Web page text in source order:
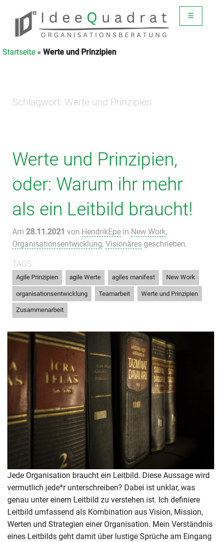
☰
Startseite » Werte und Prinzipien
Schlagwort: Werte und Prinzipien
Werte und Prinzipien,
oder: Warum ihr mehr
als ein Leitbild braucht!
Am 28.11.2021 von HendrikEpe in New Work,
Organisationsentwicklung, Visionäres geschrieben.
TAGS:
Agile Prinzipien agile Werte agiles manifest New Work
organisationsentwicklung Teamarbeit Werte und Prinzipien
Zusammenarbeit
Jede Organisation braucht ein Leitbild. Diese Aussage wird
vermutlich jede*r unterschreiben? Dabei ist unklar, was
genau unter einem Leitbild zu verstehen ist. Ich definiere
Leitbild umfassend als Kombination aus Vision, Mission,
Werten und Strategien einer Organisation. Mein Verständnis
eines Leitbilds geht damit über lustige Sprüche am Eingang